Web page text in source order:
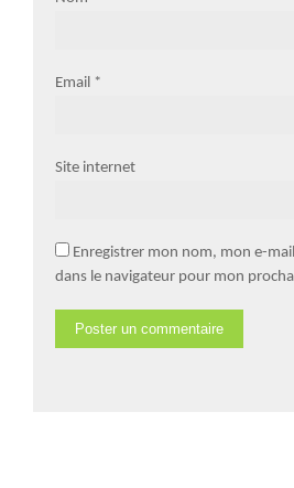
Email *
Site internet
Enregistrer mon nom, mon e-
dans le navigateur pour mon